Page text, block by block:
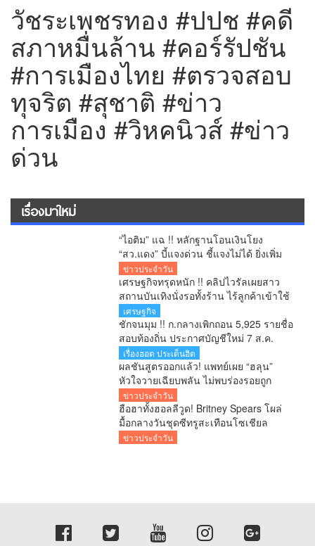
วัชระเพชรทอง #ปปช #คดี
สภาหมื่นล้าน #คอร์รัปชัน
#การเมืองไทย #ตรวจสอบ
ทุจริต #สุชาติ #ข่าว
การเมือง #วิหคนิวส์ #ข่าว
ด่วน
เรื่องมาใหม่
“ไอติม” แฉ !! หลักฐานโอนเงินโยง
“สว.แดง” บี้แจงด่วน ชี้แจงไม่ได้ ยิ่งเพิ่ม
ข้อสงสัยคดีเลือก สว.
ข่าวประจำวัน
เศรษฐกิจทรุดหนัก !! คลิปไวรัลเผยสาว
สถานบันเทิงนั่งรอทั้งร้าน ไร้ลูกค้าเข้าใช้
บริการ โซเชียลสะท้อนกำลังซื้อหดตัว
เศรษฐกิจ
ชักจนมุม !! ก.กลางเพิกถอน 5,925 รายชื่อ
สอบท้องถิ่น ประกาศบัญชีใหม่ 7 ส.ค.
ยืนยันพร้อมสู้ทุกคดี หลังอดีตอธิบดีโดน 6
ข้อหา
เรื่องฮอต ประเด็นฮิต
ผลชันสูตรออกแล้ว! แพทย์เผย “ฮลุน”
หัวใจวายเฉียบพลัน ไม่พบร่องรอยถูก
ทำร้าย รอผลสารพิษยืนยันอีก 1-2 สัปดาห์
ข่าวประจำวัน
ฮือฮาทั้งฮอลลีวูด! Britney Spears โผล่
มื้อกลางวันชุดซีทรูสะเทือนโซเชียล
ข่าวประจำวัน